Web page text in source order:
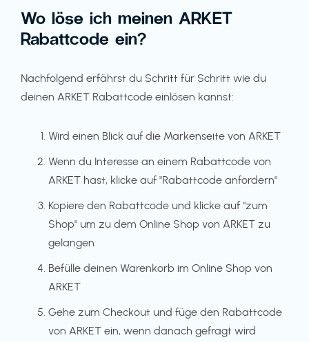
Wo löse ich meinen ARKET
Rabattcode ein?
Nachfolgend erfährst du Schritt für Schritt wie du
deinen ARKET Rabattcode einlösen kannst:
Wird einen Blick auf die Markenseite von ARKET
Wenn du Interesse an einem Rabattcode von
ARKET hast, klicke auf "Rabattcode anfordern"
Kopiere den Rabattcode und klicke auf "zum
Shop" um zu dem Online Shop von ARKET zu
gelangen
Befülle deinen Warenkorb im Online Shop von
ARKET
Gehe zum Checkout und füge den Rabattcode
von ARKET ein, wenn danach gefragt wird